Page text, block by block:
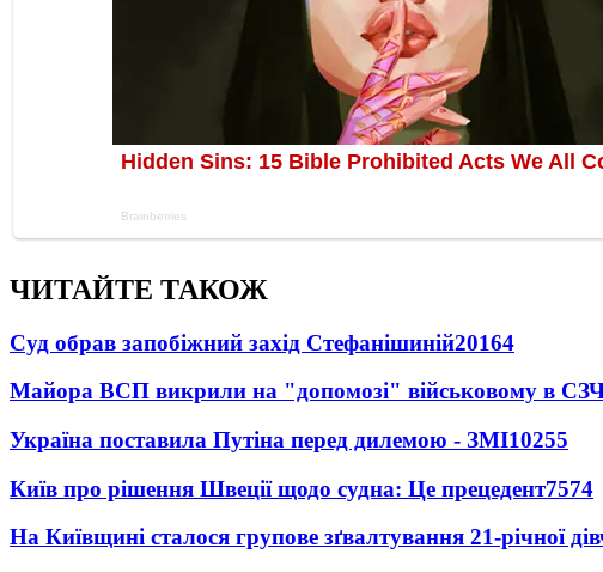
ЧИТАЙТЕ ТАКОЖ
Суд обрав запобіжний захід Стефанішиній20164
Майора ВСП викрили на "допомозі" військовому в
Україна поставила Путіна перед дилемою - ЗМІ10255
Київ про рішення Швеції щодо судна: Це прецедент7574
На Київщині сталося групове зґвалтування 21-річної